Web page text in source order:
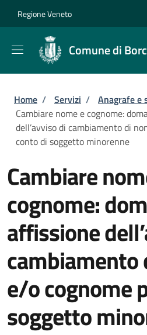
Regione Veneto
Comune di
Briciole di pane
Home / Servizi / Anagrafe e
Cambiare nome e cognome:
dell’avviso di cambiamento di
conto di soggetto minorenne
Cambiare
cognome:
affissione
cambiamento
e/o cognome
soggetto